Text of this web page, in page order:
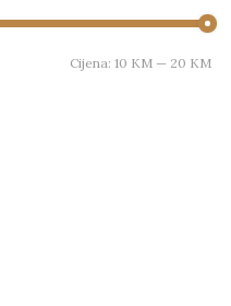
Cijena:10 KM — 20 KM